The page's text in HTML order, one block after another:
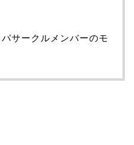
パサークルメンバーのモ